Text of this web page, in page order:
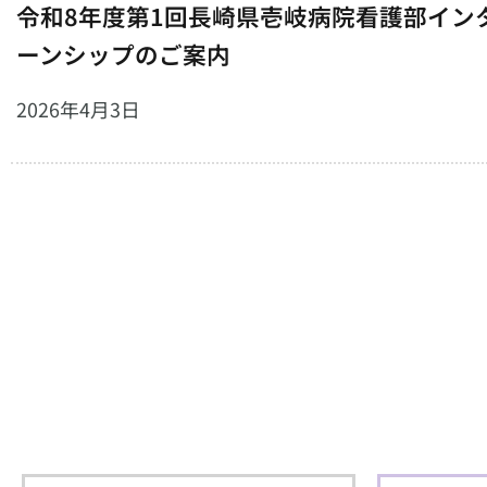
令和8年度第1回長崎県壱岐病院看護部イン
ーンシップのご案内
2026年4月3日